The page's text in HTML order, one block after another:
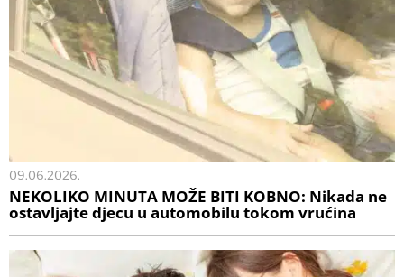
09.06.2026.
NEKOLIKO MINUTA MOŽE BITI KOBNO: Nikada ne
ostavljajte djecu u automobilu tokom vrućina